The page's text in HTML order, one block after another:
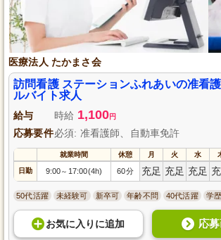
医療法人 たかまさ会
訪問看護 ステーションふれあいの准看
ルバイト求人
給与 時給 1,100円
応募要件必須: 准看護師、自動車免許
就業時間 休憩 月 火 水
日勤 9:00～ 17:00(4h) 60分 充足 充足 充足
50代活躍 未経験可 新卒可 年齢不問 40代活躍 学
お気に入り に追加 応